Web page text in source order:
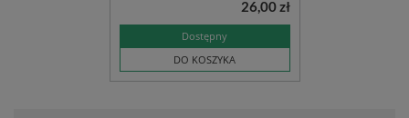
Dostępny
DO KOSZYKA
26,00 zł